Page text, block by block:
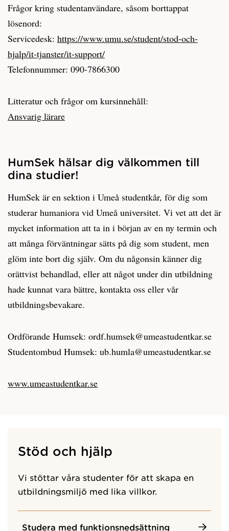
Frågor kring studentanvändare, såsom borttappat
lösenord:
Servicedesk: https://www.umu.se/student/stod-och-
hjalp/it-tjanster/it-support/
Telefonnummer: 090-7866300
Litteratur och frågor om kursinnehåll:
Ansvarig lärare
HumSek hälsar dig välkommen till
dina studier!
HumSek är en sektion i Umeå studentkår, för dig som
studerar humaniora vid Umeå universitet. Vi vet att det är
mycket information att ta in i början av en ny termin och
att många förväntningar sätts på dig som student, men
glöm inte bort dig själv. Om du någonsin känner dig
orättvist behandlad, eller att något under din utbildning
hade kunnat vara bättre, kontakta oss eller vår
utbildningsbevakare.
Ordförande Humsek: ordf.humsek@umeastudentkar.se
Studentombud Humsek: ub.humla@umeastudentkar.se
www.umeastudentkar.se
Stöd och hjälp
Vi stöttar våra studenter för att skapa en
utbildningsmiljö med lika villkor.
Studera med funktionsnedsättning